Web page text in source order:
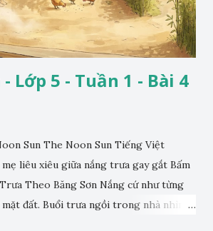
Lớp 5 - Tuần 1 - Bài 4
Sun The Noon Sun Tiếng Việt
liêu xiêu giữa nắng trưa gay gắt Bấm
Theo Băng Sơn Nắng cứ như từng
đất. Buổi trưa ngồi trong nhà nhìn